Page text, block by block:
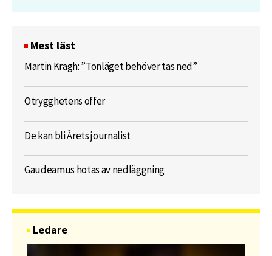
Mest läst
Martin Kragh: ”Tonläget behöver tas ned”
Otrygghetens offer
De kan bli Årets journalist
Gaudeamus hotas av nedläggning
Ledare